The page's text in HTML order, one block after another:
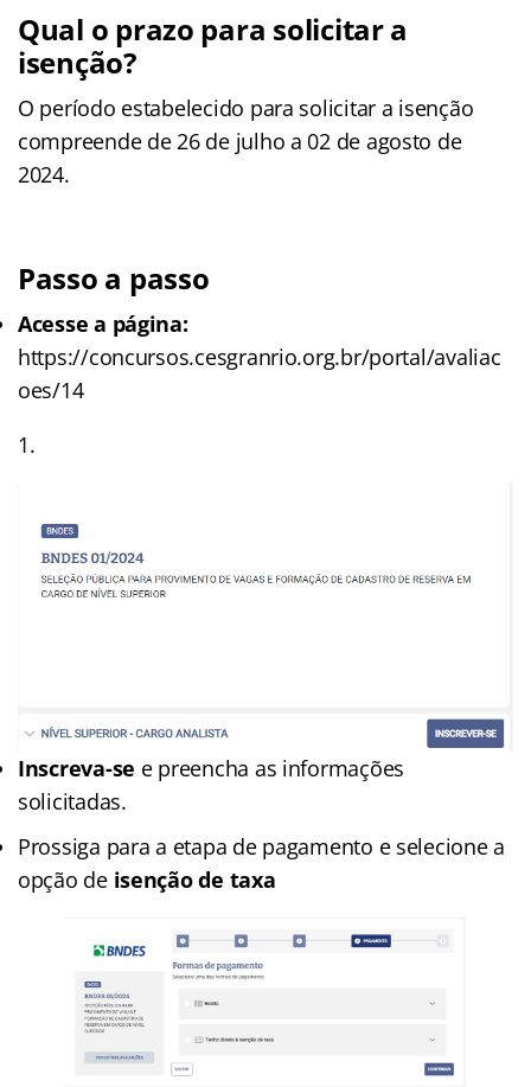
Qual o prazo para solicitar a
isenção?
O período estabelecido para solicitar a isenção
compreende de 26 de julho a 02 de agosto de
2024.
Passo a passo
Acesse a página:
https://concursos.cesgranrio.org.br/portal/avaliac
oes/14
Inscreva-se e preencha as informações
solicitadas.
Prossiga para a etapa de pagamento e selecione a
opção de isenção de taxa